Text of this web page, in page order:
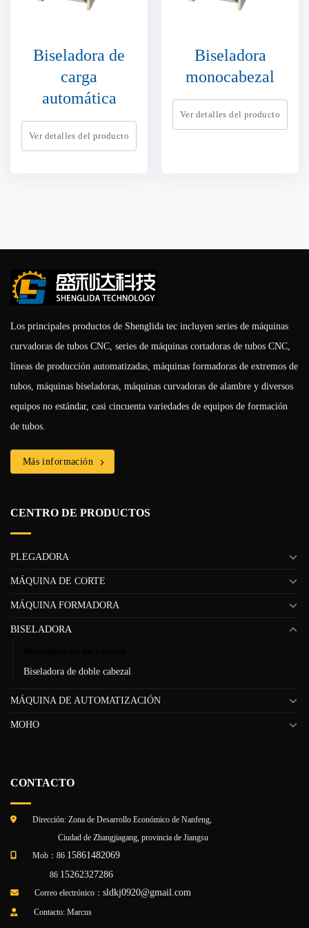
Biseladora de
carga
automática
Ver detalles del producto
Biseladora
monocabezal
Ver detalles del producto
Los principales productos de Shenglida tec incluyen series de máquinas
curvadoras de tubos CNC, series de máquinas cortadoras de tubos CNC,
líneas de producción automatizadas, máquinas formadoras de extremos de
tubos, máquinas biseladoras, máquinas curvadoras de alambre y diversos
equipos no estándar, casi cincuenta variedades de equipos de formación
de tubos.
Más información
CENTRO DE PRODUCTOS
PLEGADORA
MÁQUINA DE CORTE
MÁQUINA FORMADORA
BISELADORA
Biseladora de doble cabezal
MÁQUINA DE AUTOMATIZACIÓN
MOHO
CONTACTO
Dirección: Zona de Desarrollo Económico de Nanfeng,
Ciudad de Zhangjiagang, provincia de Jiangsu
Mob：86 15861482069
86 15262327286
Correo electrónico： sldkj0920@gmail.com
Contacto: Marcus